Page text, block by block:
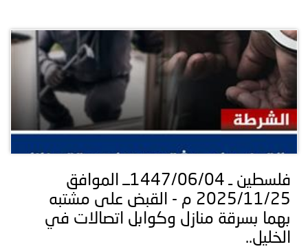
فلسطين ـ 1447/06/04ــ الموافق
2025/11/25 م - القبض على مشتبه
بهما بسرقة منازل وكوابل اتصالات في
الخليل..